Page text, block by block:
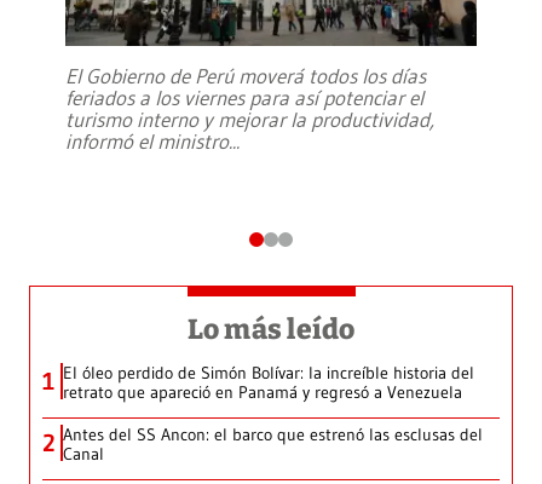
El Gobierno de Perú moverá todos los días
feriados a los viernes para así potenciar el
turismo interno y mejorar la productividad,
informó el ministro...
Lo más leído
1 El óleo perdido de Simón Bolívar: la increíble historia del
retrato que apareció en Panamá y regresó a Venezuela
2 Antes del SS Ancon: el barco que estrenó las esclusas del
Canal